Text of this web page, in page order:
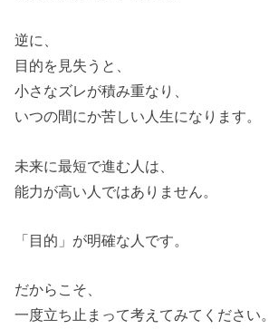
逆に、
目的を見失うと、
小さなズレが積み重なり、
いつの間にか苦しい人生になります。
未来に最短で進む人は、
能力が高い人ではありません。
「目的」が明確な人です。
だからこそ、
一度立ち止まって考えてみてください。